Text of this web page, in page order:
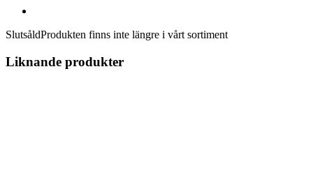
SlutsåldProdukten finns inte längre i vårt sortiment
Liknande produkter